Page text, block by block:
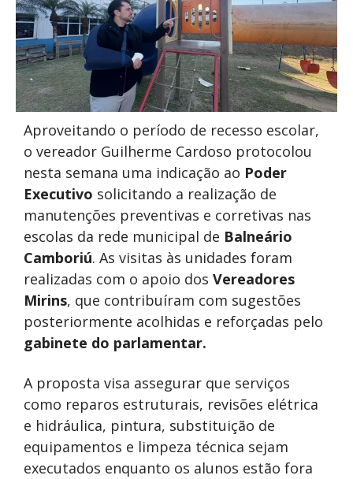
Aproveitando o período de recesso escolar,
o vereador Guilherme Cardoso protocolou
nesta semana uma indicação ao Poder
Executivo solicitando a realização de
manutenções preventivas e corretivas nas
escolas da rede municipal de Balneário
Camboriú. As visitas às unidades foram
realizadas com o apoio dos Vereadores
Mirins, que contribuíram com sugestões
posteriormente acolhidas e reforçadas pelo
gabinete do parlamentar.
A proposta visa assegurar que serviços
como reparos estruturais, revisões elétrica
e hidráulica, pintura, substituição de
equipamentos e limpeza técnica sejam
executados enquanto os alunos estão fora